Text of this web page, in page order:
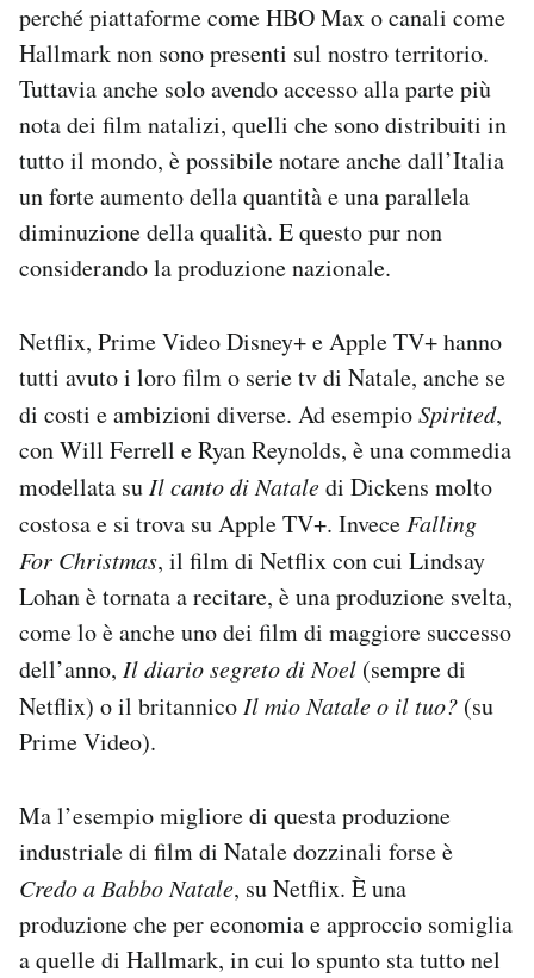
perché piattaforme come HBO Max o canali come
Hallmark non sono presenti sul nostro territorio.
Tuttavia anche solo avendo accesso alla parte più
nota dei film natalizi, quelli che sono distribuiti in
tutto il mondo, è possibile notare anche dall’Italia
un forte aumento della quantità e una parallela
diminuzione della qualità. E questo pur non
considerando la produzione nazionale.
Netflix, Prime Video Disney+ e Apple TV+ hanno
tutti avuto i loro film o serie tv di Natale, anche se
di costi e ambizioni diverse. Ad esempioSpirited,
con Will Ferrell e Ryan Reynolds, è una commedia
modellata su Il canto di Nataledi Dickens molto
costosa e si trova su Apple TV+. Invece Falling
For Christmas, il film di Netflix con cui Lindsay
Lohan è tornata a recitare, è una produzione svelta,
come lo è anche uno dei film di maggiore successo
dell’anno, Il diario segreto di Noel (sempre di
Netflix) o il britannico Il mio Natale o il tuo? (su
Prime Video).
Ma l’esempio migliore di questa produzione
industriale di film di Natale dozzinali forse è
Credo a Babbo Natale, su Netflix. È una
produzione che per economia e approccio somiglia
a quelle di Hallmark, in cui lo spunto sta tutto nel